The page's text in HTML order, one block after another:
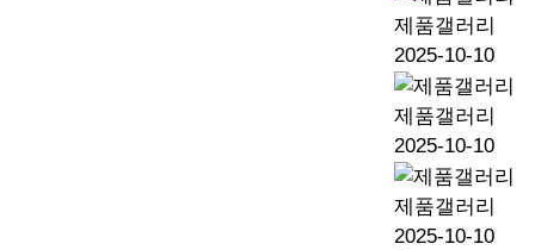
제품갤러리
2025-10-10
제품갤러리
2025-10-10
제품갤러리
2025-10-10